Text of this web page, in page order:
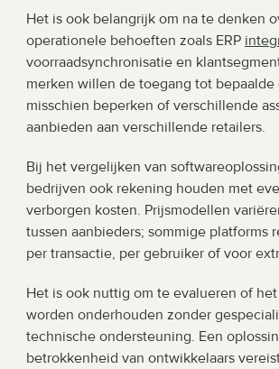
Het is ook belangrijk om na te denken
operationele behoeften zoals ERP
voorraadsynchronisatie en
merken willen de toegang tot
misschien beperken of verschillende
aanbieden aan verschillende retailers.
Bij het vergelijken van
bedrijven ook rekening houden met
verborgen kosten. Prijsmodellen
tussen aanbieders; sommige platforms
per transactie, per gebruiker of voor
Het is ook nuttig om te evalueren of
worden onderhouden zonder
technische ondersteuning. Een
betrokkenheid van ontwikkelaars